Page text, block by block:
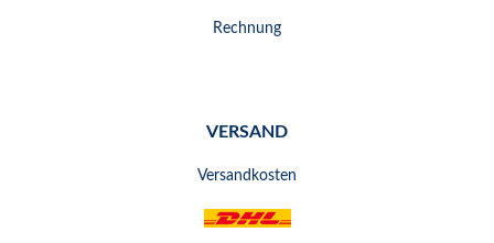
Rechnung
VERSAND
Versandkosten